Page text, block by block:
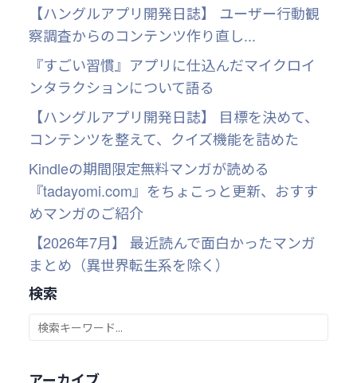
【ハングルアプリ開発日誌】 ユーザー行動観
察調査からのコンテンツ作り直し...
『すごい習慣』アプリに仕込んだマイクロイ
ンタラクションについて語る
【ハングルアプリ開発日誌】 目標を決めて、
コンテンツを整えて、クイズ機能を詰めた
Kindleの期間限定無料マンガが読める
『tadayomi.com』をちょこっと更新、おすす
めマンガのご紹介
【2026年7月】 最近読んで面白かったマンガ
まとめ（異世界転生系を除く）
検索